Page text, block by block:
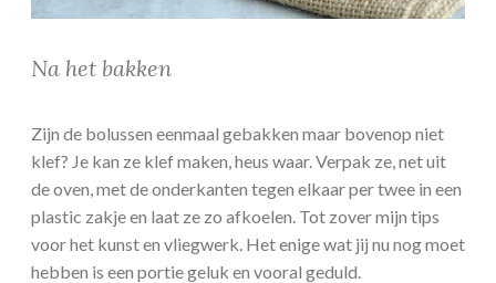
Na het bakken
Zijn de bolussen eenmaal gebakken maar bovenop niet
klef? Je kan ze klef maken, heus waar. Verpak ze, net uit
de oven, met de onderkanten tegen elkaar per twee in een
plastic zakje en laat ze zo afkoelen. Tot zover mijn tips
voor het kunst en vliegwerk. Het enige wat jij nu nog moet
hebben is een portie geluk en vooral geduld.